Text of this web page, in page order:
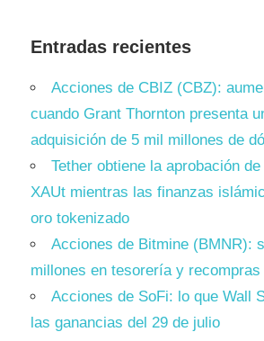
Entradas recientes
Acciones de CBIZ (CBZ):
cuando Grant Thornton presenta
adquisición de 5 mil millones de
Tether obtiene la aprobación
XAUt mientras las finanzas
oro tokenizado
Acciones de Bitmine (BMNR):
millones en tesorería y
Acciones de SoFi: lo que Wall
las ganancias del 29 de julio